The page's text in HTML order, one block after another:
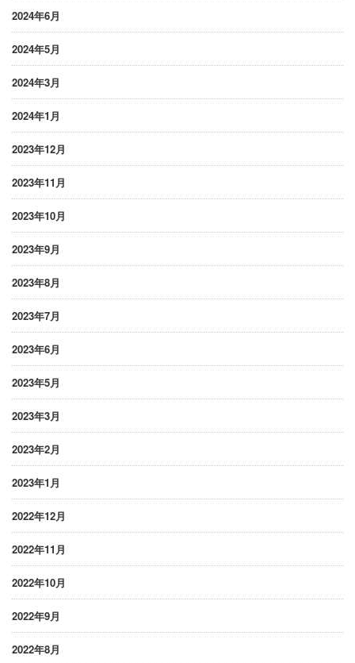
2024年6月
2024年5月
2024年3月
2024年1月
2023年12月
2023年11月
2023年10月
2023年9月
2023年8月
2023年7月
2023年6月
2023年5月
2023年3月
2023年2月
2023年1月
2022年12月
2022年11月
2022年10月
2022年9月
2022年8月